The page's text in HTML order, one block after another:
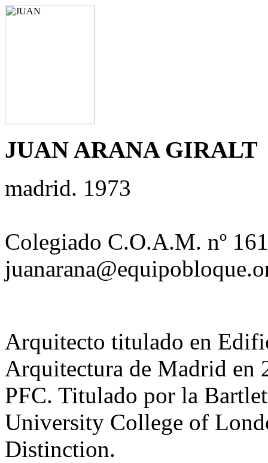
JUAN ARANA GIRALT
madrid. 1973
Colegiado C.O.A.M. nº
Arquitecto titulado en
Arquitectura de Madrid en
PFC. Titulado por la
University College of
Distinction.